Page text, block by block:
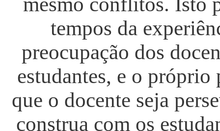
tempos da
preocupação dos
estudantes, e o próprio
que o docente seja
construa com os